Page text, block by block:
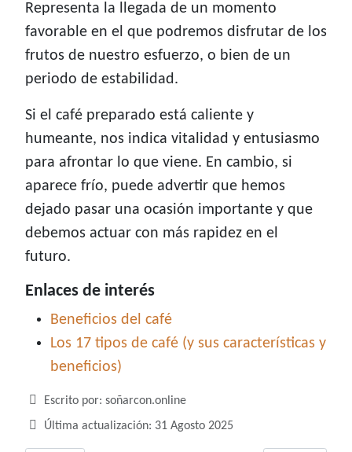
Representa la llegada de un momento
favorable en el que podremos disfrutar de los
frutos de nuestro esfuerzo, o bien de un
periodo de estabilidad.
Si el café preparado está caliente y
humeante, nos indica vitalidad y entusiasmo
para afrontar lo que viene. En cambio, si
aparece frío, puede advertir que hemos
dejado pasar una ocasión importante y que
debemos actuar con más rapidez en el
futuro.
Enlaces de interés
Beneficios del café
Los 17 tipos de café (y sus características y
beneficios)
Detalles
Escrito por: soñarcon.online
Última actualización: 31 Agosto 2025